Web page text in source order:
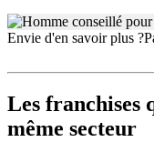
Envie d'en savoir plus ?
Les franchises
même secteur